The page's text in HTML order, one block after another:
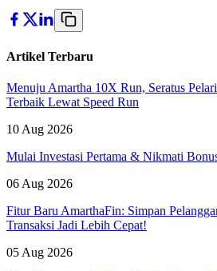
Artikel Terbaru
Menuju Amartha 10X Run, Seratus
Terbaik Lewat Speed Run
10 Aug 2026
Mulai Investasi Pertama & Nikmati
06 Aug 2026
Fitur Baru AmarthaFin: Simpan
Transaksi Jadi Lebih Cepat!
05 Aug 2026